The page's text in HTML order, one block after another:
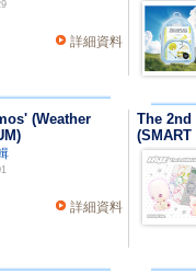
詳細資料
(Weather
詳細資料
The
(SMART